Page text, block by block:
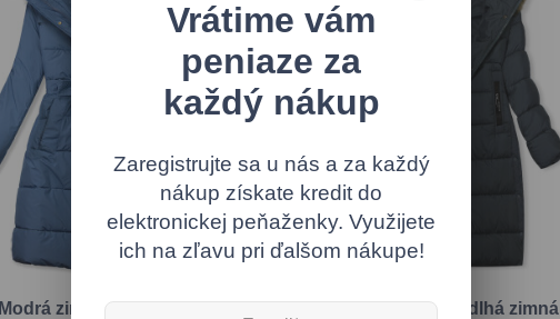
Modrá zimná bunda s
Tmavomodrá dlhá zimná
Vrátime vám
peniaze za
každý nákup
Zaregistrujte sa u nás a za každý
nákup získate kredit do
elektronickej peňaženky. Využijete
ich na zľavu pri ďalšom nákupe!